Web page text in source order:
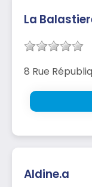
La
8 Rue
Aldine.a